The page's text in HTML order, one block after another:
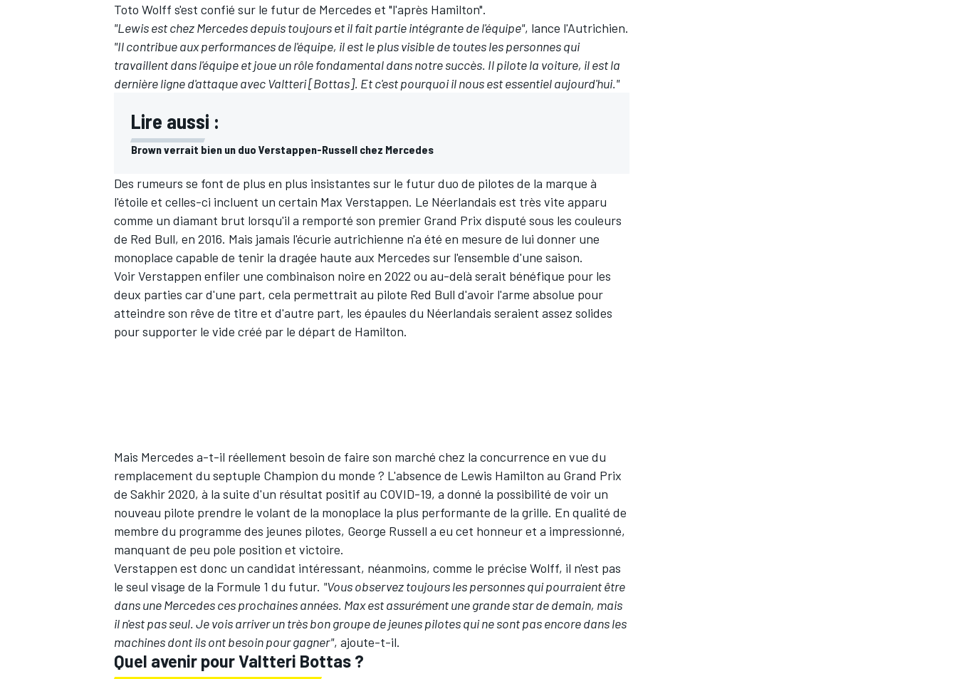
AUTRES CHAMPIONNATS
Toto Wolff s'est confié sur le futur de Mercedes et "l'après Hamilton".
"Lewis est chez Mercedes depuis toujours et il fait partie intégrante de l'équipe", lance l'Autrichien.
"Il contribue aux performances de l'équipe, il est le plus visible de toutes les personnes qui
travaillent dans l'équipe et joue un rôle fondamental dans notre succès. Il pilote la voiture, il est la
dernière ligne d'attaque avec Valtteri [Bottas]. Et c'est pourquoi il nous est essentiel aujourd'hui."
Lire aussi :
Brown verrait bien un duo Verstappen-Russell chez Mercedes
Des rumeurs se font de plus en plus insistantes sur le futur duo de pilotes de la marque à
l'étoile et celles-ci incluent un certain Max Verstappen. Le Néerlandais est très vite apparu
comme un diamant brut lorsqu'il a remporté son premier Grand Prix disputé sous les couleurs
de Red Bull, en 2016. Mais jamais l'écurie autrichienne n'a été en mesure de lui donner une
monoplace capable de tenir la dragée haute aux Mercedes sur l'ensemble d'une saison.
Voir Verstappen enfiler une combinaison noire en 2022 ou au-delà serait bénéfique pour les
deux parties car d'une part, cela permettrait au pilote Red Bull d'avoir l'arme absolue pour
atteindre son rêve de titre et d'autre part, les épaules du Néerlandais seraient assez solides
pour supporter le vide créé par le départ de Hamilton.
Mais Mercedes a-t-il réellement besoin de faire son marché chez la concurrence en vue du
remplacement du septuple Champion du monde ? L'absence de Lewis Hamilton au Grand Prix
de Sakhir 2020, à la suite d'un résultat positif au COVID-19, a donné la possibilité de voir un
nouveau pilote prendre le volant de la monoplace la plus performante de la grille. En qualité de
membre du programme des jeunes pilotes, George Russell a eu cet honneur et a impressionné,
manquant de peu pole position et victoire.
Verstappen est donc un candidat intéressant, néanmoins, comme le précise Wolff, il n'est pas
le seul visage de la Formule 1 du futur. "Vous observez toujours les personnes qui pourraient être
dans une Mercedes ces prochaines années. Max est assurément une grande star de demain, mais
il n'est pas seul. Je vois arriver un très bon groupe de jeunes pilotes qui ne sont pas encore dans les
machines dont ils ont besoin pour gagner", ajoute-t-il.
Quel avenir pour Valtteri Bottas ?